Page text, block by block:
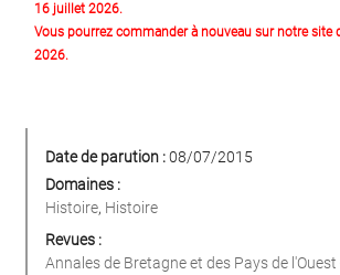
16 juillet 2026.
Vous pourrez commander à nouveau sur notre site
2026.
Date de parution :08/07/2015
Domaines :
Histoire, Histoire
Revues :
Annales de Bretagne et des Pays de l'Ouest